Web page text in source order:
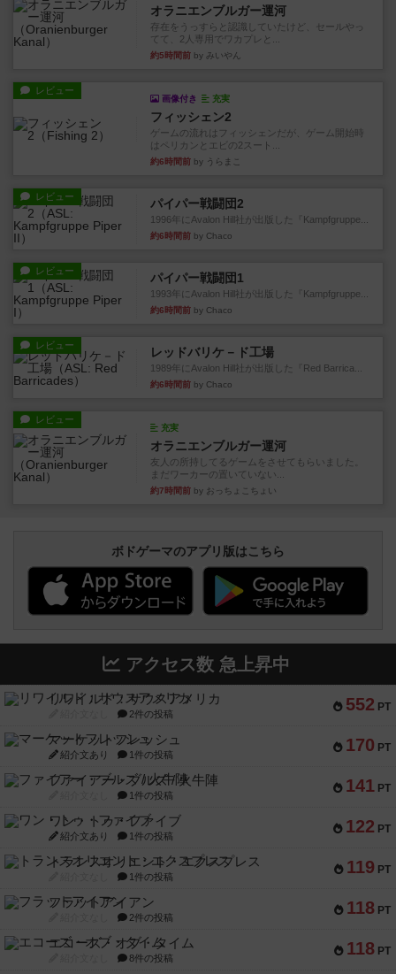
オラニエンブルガー運河
存在をうっすらと認識していたけど、セールやっ
てて、2人専用でワカプレと...
約5時間前 by みいやん
レビュー
画像付き 充実
フィッシェン2
ゲームの流れはフィッシェンだが、ゲーム開始時
はペリカンとエビの2スート...
約6時間前 by うらまこ
レビュー パイパー戦闘団2
1996年にAvalon Hill社が出版した『Kampfgruppe...
約6時間前 by Chaco
レビュー パイパー戦闘団1
1993年にAvalon Hill社が出版した『Kampfgruppe...
約6時間前 by Chaco
レビュー レッドバリケ－ド工場
1989年にAvalon Hill社が出版した『Red Barrica...
約6時間前 by Chaco
レビュー
充実
オラニエンブルガー運河
友人の所持してるゲームをさせてもらいました。
まだワーカーの置いていない...
約7時間前 by おっちょこちょい
ボドゲーマのアプリ版はこちら
アクセス数 急上昇中
552 PT
リワイルド：サウスアメリカ
2件の投稿
170 PT
マーケットフレッシュ
紹介文あり 1件の投稿
141 PT
ファイアー・ブルズ / 火牛陣
1件の投稿
122 PT
ワン・トゥ・ファイブ
紹介文あり 1件の投稿
119 PT
トランスオリエント・エクスプレス
1件の投稿
118 PT
フラットアイアン
2件の投稿
118 PT
エコーズ・オブ・タイム
8件の投稿